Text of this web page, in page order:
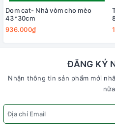
Dom cat- Nhà vòm cho mèo
43*30cm
936.000₫
ĐĂNG KÝ
Nhận thông tin sản phẩm mới